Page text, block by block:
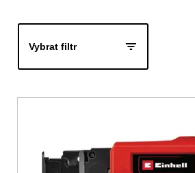
English
Vybrat filtr